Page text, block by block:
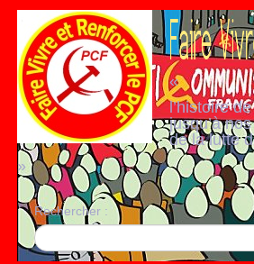
«
l’histoire
jusqu’à
de la lutte
»
Rechercher :